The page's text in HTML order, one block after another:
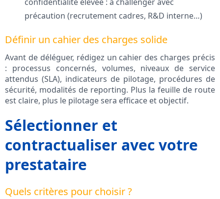
précaution (recrutement cadres, R&D interne…)
Définir un cahier des charges solide
Avant de déléguer, rédigez un cahier des charges précis
: processus concernés, volumes, niveaux de service
attendus (SLA), indicateurs de pilotage, procédures de
sécurité, modalités de reporting. Plus la feuille de route
est claire, plus le pilotage sera efficace et objectif.
Sélectionner et
contractualiser avec votre
prestataire
Quels critères pour choisir ?